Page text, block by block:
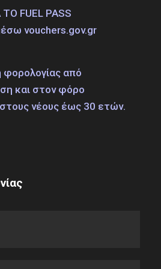
FUEL PASS
vouchers.gov.gr
φορολογίας από
και στον φόρο
νέους έως 30 ετών.